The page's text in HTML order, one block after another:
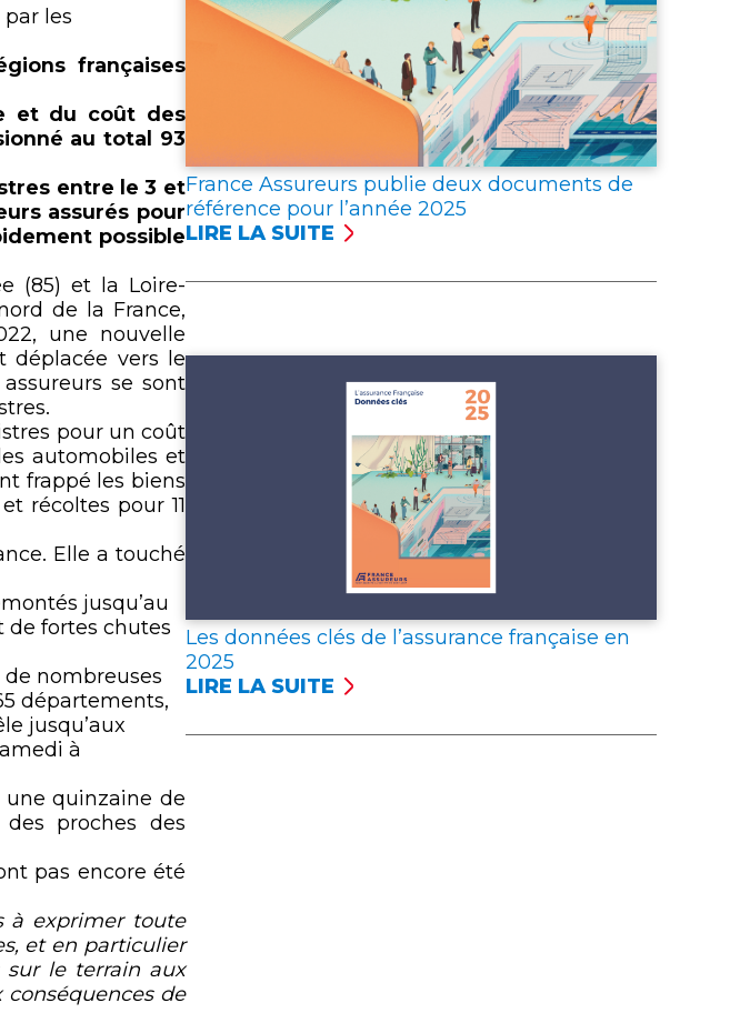
les
françaises
et du coût des
au total 93
entre le 3 et
assurés pour
possible
(85) et la Loire-
de la France,
une nouvelle
déplacée vers le
se sont
pour un coût
automobiles et
frappé les biens
récoltes pour 11
Elle a touché
jusqu’au
de fortes chutes
de nombreuses
départements,
jusqu’aux
à
quinzaine de
proches des
pas encore été
à exprimer toute
et en particulier
sur le terrain aux
conséquences de
France Assureurs publie deux documents de
référence pour l’année 2025
LIRE LA SUITE
:
ASSUREURS
PUBLIE
DEUX
DOCUMENTS
DE
POUR
L’ANNÉE 2025
Les données clés de l’assurance française en
2025
LIRE LA SUITE
:
DE
L’ASSURANCE
EN